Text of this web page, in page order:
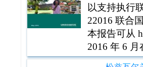
以支持执行
22016 联合
本报告可从
2016 年 6
2016 年由评